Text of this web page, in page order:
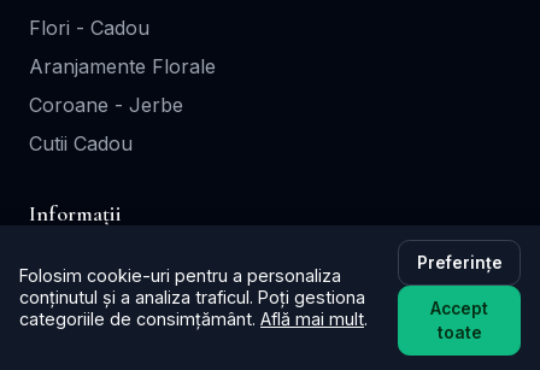
Flori - Cadou
Aranjamente Florale
Coroane - Jerbe
Cutii Cadou
Informații
Contact
Termeni și Condiții
Folosim cookie-uri pentru a personaliza
conținutul și a analiza traficul. Poți gestiona
categoriile de consimțământ. Află mai mult.
Preferințe
Accept
toate